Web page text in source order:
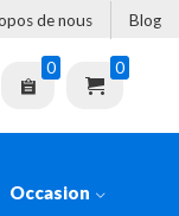
de nous Blog
0 0
Occasion